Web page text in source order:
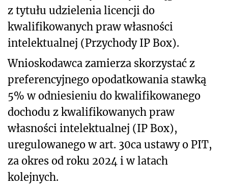
z tytułu udzielenia licencji do
kwalifikowanych praw własności
intelektualnej (Przychody IP Box).
Wnioskodawca zamierza skorzystać z
preferencyjnego opodatkowania stawką
5% w odniesieniu do kwalifikowanego
dochodu z kwalifikowanych praw
własności intelektualnej (IP Box),
uregulowanego w art. 30ca ustawy o PIT,
za okres od roku 2024 i w latach
kolejnych.